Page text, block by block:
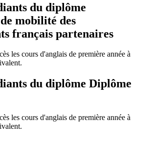
du diplôme
mobilité des
français partenaires
les cours d'anglais de première année à
du diplôme Diplôme
les cours d'anglais de première année à